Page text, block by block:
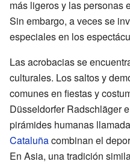
más ligeros y las personas
Sin embargo, a veces se
especiales en los
Las acrobacias se
culturales. Los saltos y
comunes en fiestas y
Düsseldorfer Radschläger
pirámides humanas
Cataluñacombinan el
En Asia, una tradición